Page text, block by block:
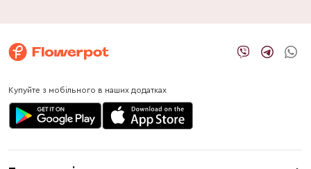
Купуйте з мобільного в наших додатках